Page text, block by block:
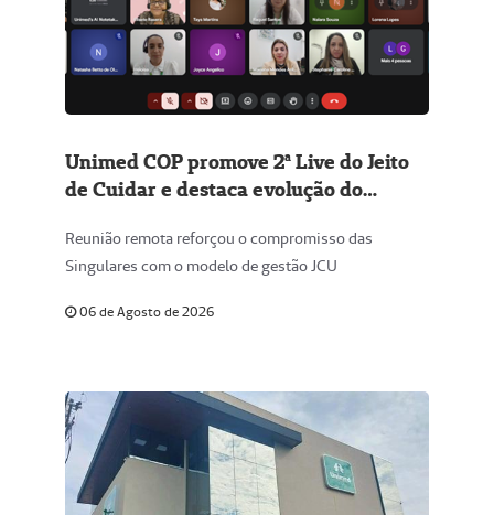
Unimed COP promove 2ª Live do Jeito
de Cuidar e destaca evolução do
Paulista
Reunião remota reforçou o compromisso das
Singulares com o modelo de gestão JCU
06 de Agosto de 2026